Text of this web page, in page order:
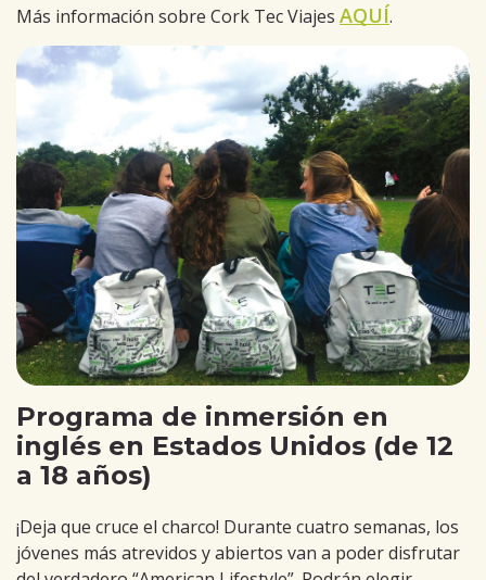
Más información sobre Cork Tec Viajes AQUÍ.
Programa de inmersión en
inglés en Estados Unidos (de 12
a 18 años)
¡Deja que cruce el charco! Durante cuatro semanas, los
jóvenes más atrevidos y abiertos van a poder disfrutar